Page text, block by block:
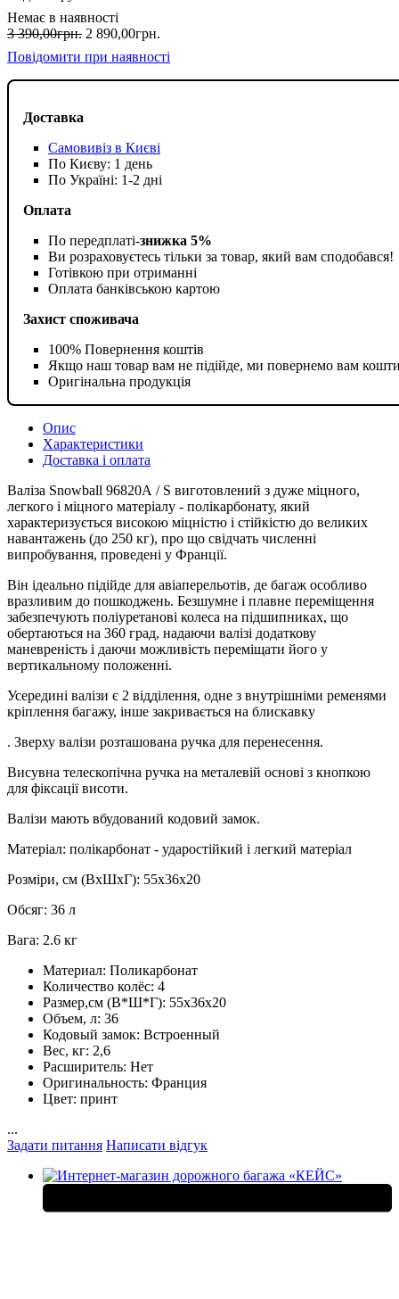
Доставка
Самовивіз в Києві
По Києву: 1 день
По Україні: 1-2 дні
Оплата
По передплаті-знижка 5%
Ви розраховуєтесь тільки за товар, який вам сподобався!
Готівкою при отриманні
Оплата банківською картою
Захист споживача
100% Повернення коштів
Якщо наш товар вам не підійде, ми повернемо вам
Оригінальна продукція
Немає в наявності
3 390,00грн. 2 890,00грн.
Повідомити при наявності
Опис
Характеристики
Доставка і оплата
Валіза Snowball 96820А / S виготовлений з дуже міцного,
легкого і міцного матеріалу - полікарбонату, який
характеризується високою міцністю і стійкістю до великих
навантажень (до 250 кг), про що свідчать численні
випробування, проведені у Франції.
Він ідеально підійде для авіаперельотів, де багаж особливо
вразливим до пошкоджень. Безшумне і плавне переміщення
забезпечують поліуретанові колеса на підшипниках, що
обертаються на 360 град, надаючи валізі додаткову
маневреність і даючи можливість переміщати його у
вертикальному положенні.
Усередині валізи є 2 відділення, одне з внутрішніми ременями
кріплення багажу, інше закривається на блискавку
. Зверху валізи розташована ручка для перенесення.
Висувна телескопічна ручка на металевій основі з кнопкою
для фіксації висоти.
Валізи мають вбудований кодовий замок.
Матеріал: полікарбонат - ударостійкий і легкий матеріал
Розміри, см (ВхШхГ): 55х36х20
Обсяг: 36 л
Вага: 2.6 кг
Материал: Поликарбонат
Количество колёс: 4
Размер,см (В*Ш*Г): 55х36х20
Объем, л: 36
Кодовый замок: Встроенный
Вес, кг: 2,6
Расширитель: Нет
Оригинальность: Франция
Цвет: принт
...
Задати питання Написати відгук